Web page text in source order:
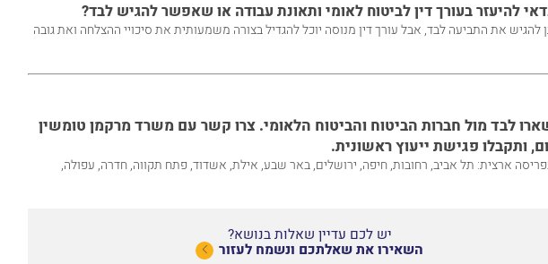
להיעזר בעורך דין לביטוח לאומי ותאונת עבודה או שאפשר להגיש לבד?
להגיש את התביעה לבד, אבל עורך דין מנוסה יוכל להגדיל בצורה משמעותית את סיכויי ההצלחה ואת גובה
לבד מול חברות הביטוח והביטוח הלאומי. צרו קשר עםמשרד מרקמן טומשין
ותקבלו פגישת ייעוץ ראשונית.
ארצית: תל אביב, רחובות, חיפה, ירושלים, באר שבע, אילת, אשדוד, פתח תקווה, חדרה, עפולה,
יש לכם עדיין שאלות בנושא?
השאירו את שאלתכם ונשמח לעזור